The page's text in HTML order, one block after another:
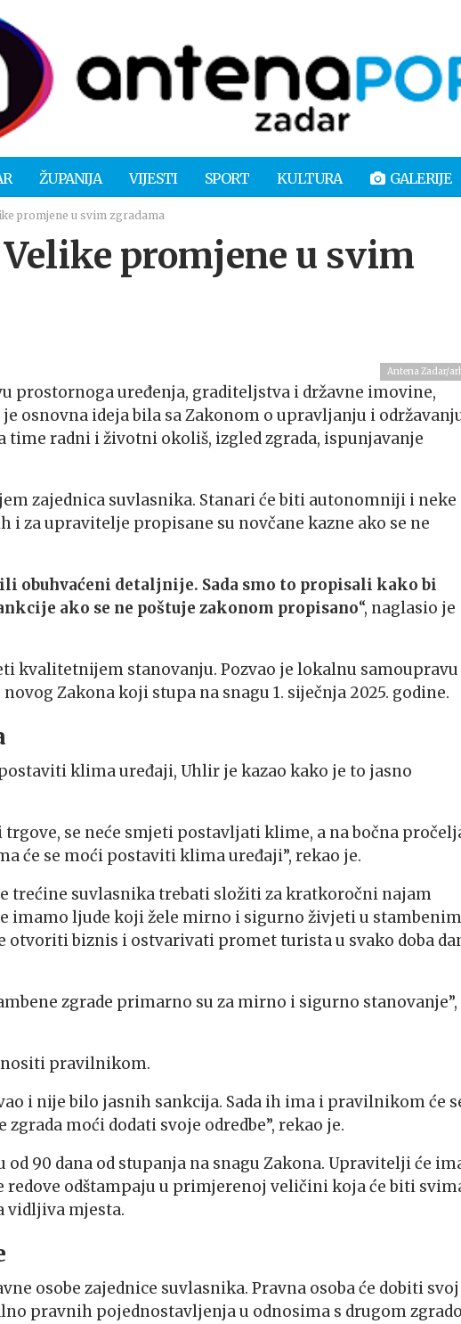
ŽUPANIJA VIJESTI SPORT KULTURA GALERIJE
promjene u svim zgradama
Velike promjene u svim
Antena Zadar/
prostornoga uređenja, graditeljstva i državne imovine,
osnovna ideja bila sa Zakonom o upravljanju i
radni i životni okoliš, izgled zgrada, ispunjavanje
zajednica suvlasnika. Stanari će biti autonomniji i neke
i za upravitelje propisane su novčane kazne ako se ne
obuhvaćeni detaljnije. Sada smo to propisali kako bi
ako se ne poštuje zakonom propisano“, naglasio je
kvalitetnijem stanovanju. Pozvao je lokalnu samoupravu
Zakona koji stupa na snagu 1. siječnja 2025. godine.
klima uređaji, Uhlir je kazao kako je to jasno
se neće smjeti postavljati klime, a na bočna
će se moći postaviti klima uređaji”, rekao je.
trećine suvlasnika trebati složiti za kratkoročni najam
imamo ljude koji žele mirno i sigurno živjeti u stambenim
otvoriti biznis i ostvarivati promet turista u svako doba
zgrade primarno su za mirno i sigurno stanovanje”,
pravilnikom.
i nije bilo jasnih sankcija. Sada ih ima i pravilnikom će
moći dodati svoje odredbe”, rekao je.
90 dana od stupanja na snagu Zakona. Upravitelji će
redove odštampaju u primjerenoj veličini koja će biti
vidljiva mjesta.
osobe zajednice suvlasnika. Pravna osoba će dobiti svoj
pravnih pojednostavljenja u odnosima s drugom